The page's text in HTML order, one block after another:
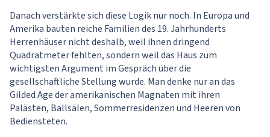
Danach verstärkte sich diese Logik nur noch. In Europa und
Amerika bauten reiche Familien des 19. Jahrhunderts
Herrenhäuser nicht deshalb, weil ihnen dringend
Quadratmeter fehlten, sondern weil das Haus zum
wichtigsten Argument im Gespräch über die
gesellschaftliche Stellung wurde. Man denke nur an das
Gilded Age der amerikanischen Magnaten mit ihren
Palästen, Ballsälen, Sommerresidenzen und Heeren von
Bediensteten.